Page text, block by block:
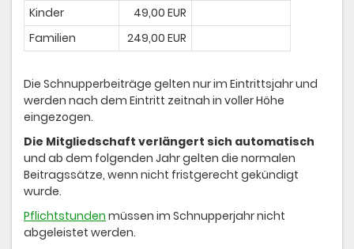
Kinder
49,00 EUR
Familien
249,00 EUR
Die Schnupperbeiträge gelten nur im Eintrittsjahr und
werden nach dem Eintritt zeitnah in voller Höhe
eingezogen.
Die Mitgliedschaft verlängert sich automatisch
und ab dem folgenden Jahr gelten die normalen
Beitragssätze, wenn nicht fristgerecht gekündigt
wurde.
Pflichtstunden müssen im Schnupperjahr nicht
abgeleistet werden.